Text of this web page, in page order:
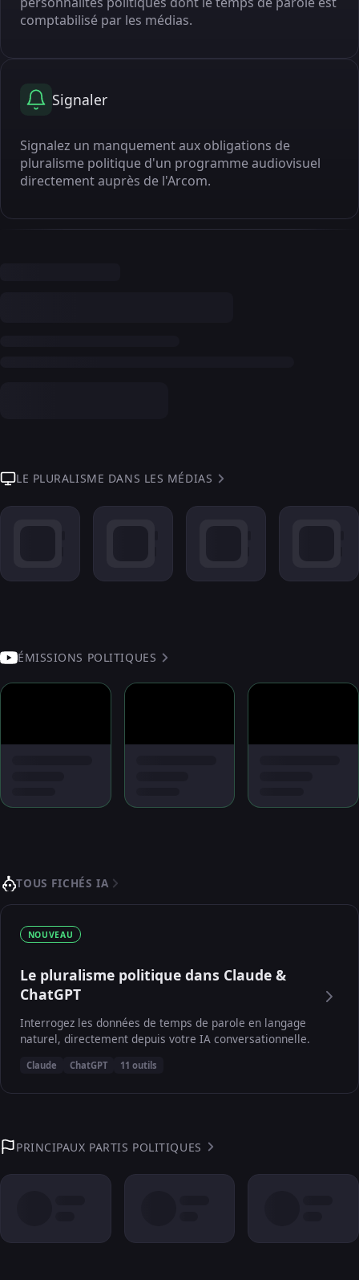
comptabilisé par les médias.
Signaler
Signalez un manquement aux obligations de
pluralisme politique d'un programme audiovisuel
directement auprès de l'Arcom.
LE PLURALISME DANS LES MÉDIAS
ÉMISSIONS POLITIQUES
TOUS FICHÉS IA
NOUVEAU
Le pluralisme politique dans Claude &
ChatGPT
Interrogez les données de temps de parole en langage
naturel, directement depuis votre IA conversationnelle.
Claude ChatGPT 11 outils
PRINCIPAUX PARTIS POLITIQUES